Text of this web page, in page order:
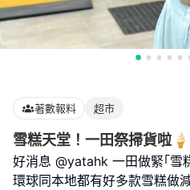
著數報料 超市
雪糕天堂！一田祭掃貨啦
好消息 @yatahk 一田做緊｢雪
環球同本地都有好多款雪糕做